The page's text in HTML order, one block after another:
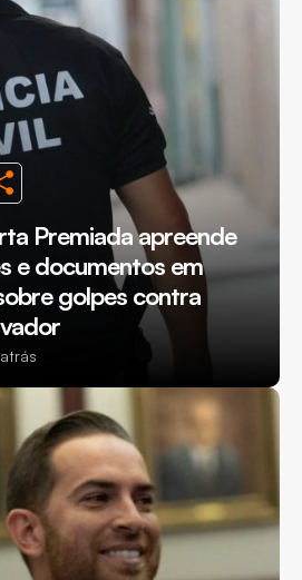
Premiada apreende
e documentos em
golpes contra